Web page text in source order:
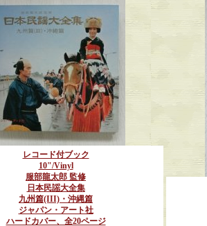
レコード付ブック
10"/Vinyl
服部龍太郎 監修
日本民謡大全集
九州篇(III)・沖縄篇
ジャパン・アート社
ハードカバー、全20ページ